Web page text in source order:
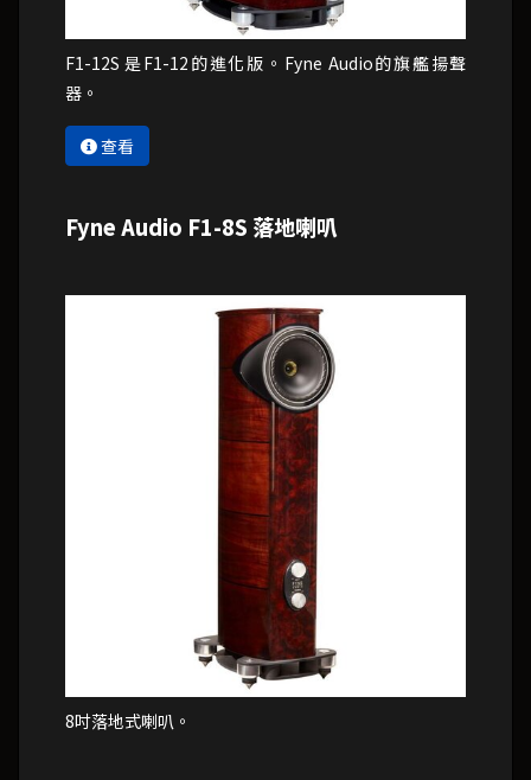
F1-12S 是F1-12的進化版。Fyne Audio的旗艦揚聲
器。
查看
8吋落地式喇叭。
Fyne Audio F1-8S 落地喇叭